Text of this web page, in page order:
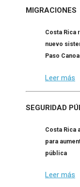
MIGRACIONES
Costa Rica
nuevo
Paso
Leer más
SEGURIDAD
Costa Rica
para
pública
Leer más